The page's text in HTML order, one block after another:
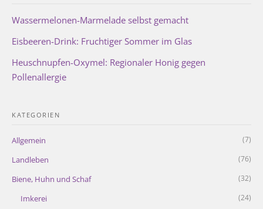
Wassermelonen-Marmelade selbst gemacht
Eisbeeren-Drink: Fruchtiger Sommer im Glas
Heuschnupfen-Oxymel: Regionaler Honig gegen
Pollenallergie
KATEGORIEN
Allgemein (7)
Landleben (76)
Biene, Huhn und Schaf (32)
Imkerei (24)